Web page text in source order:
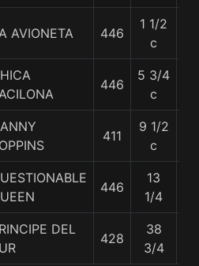
AVIONETA 446
1 1/2
c
446
5 3/4
c
411
9 1/2
c
446
13
1/4
DEL
428
38
3/4